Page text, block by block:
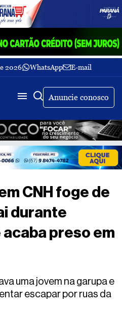
2026 WhatsApp E-mail
Anuncie conosco
Buscar
CNH foge de
durante
preso em
uma jovem na garupa e
escapar por ruas da